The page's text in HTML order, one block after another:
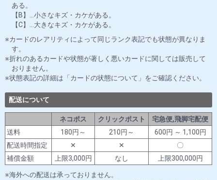
ある。
【B】…小さなキズ・カケがある。
【C】…大きなキズ・カケがある。
カードのレアリティによって同じランク表記でも状態が異なりま
す。
折れのあるカードや状態が著しく悪いカードに関しては販売して
おりません。
状態表記の詳細は「カードの状態について」をご確認ください。
配送について
ネコポス クリックポスト
宅急便,飛脚宅配便
送料
180円～ 210円～
600円 ～ 1,100円
配送時間指定
✕ ✕
〇
補償金額
上限3,000円 なし 上限300,000円
海外への配送は承っておりません。